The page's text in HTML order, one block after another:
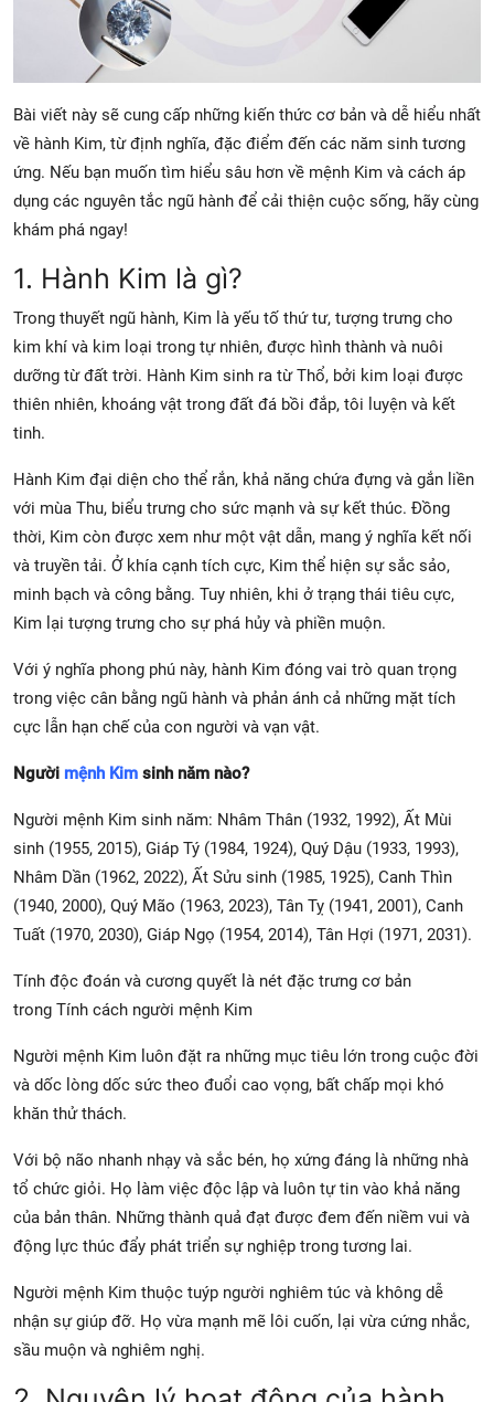
Bài viết này sẽ cung cấp những kiến thức cơ bản và dễ hiểu nhất
về hành Kim, từ định nghĩa, đặc điểm đến các năm sinh tương
ứng. Nếu bạn muốn tìm hiểu sâu hơn về mệnh Kim và cách áp
dụng các nguyên tắc ngũ hành để cải thiện cuộc sống, hãy cùng
khám phá ngay!
1. Hành Kim là gì?
Trong thuyết ngũ hành, Kim là yếu tố thứ tư, tượng trưng cho
kim khí và kim loại trong tự nhiên, được hình thành và nuôi
dưỡng từ đất trời. Hành Kim sinh ra từ Thổ, bởi kim loại được
thiên nhiên, khoáng vật trong đất đá bồi đắp, tôi luyện và kết
tinh.
Hành Kim đại diện cho thể rắn, khả năng chứa đựng và gắn liền
với mùa Thu, biểu trưng cho sức mạnh và sự kết thúc. Đồng
thời, Kim còn được xem như một vật dẫn, mang ý nghĩa kết nối
và truyền tải. Ở khía cạnh tích cực, Kim thể hiện sự sắc sảo,
minh bạch và công bằng. Tuy nhiên, khi ở trạng thái tiêu cực,
Kim lại tượng trưng cho sự phá hủy và phiền muộn.
Với ý nghĩa phong phú này, hành Kim đóng vai trò quan trọng
trong việc cân bằng ngũ hành và phản ánh cả những mặt tích
cực lẫn hạn chế của con người và vạn vật.
Người mệnh Kim sinh năm nào?
Người mệnh Kim sinh năm: Nhâm Thân (1932, 1992), Ất Mùi
sinh (1955, 2015), Giáp Tý (1984, 1924), Quý Dậu (1933, 1993),
Nhâm Dần (1962, 2022), Ất Sửu sinh (1985, 1925), Canh Thìn
(1940, 2000), Quý Mão (1963, 2023), Tân Tỵ (1941, 2001), Canh
Tuất (1970, 2030), Giáp Ngọ (1954, 2014), Tân Hợi (1971, 2031).
Tính độc đoán và cương quyết là nét đặc trưng cơ bản
trong Tính cách người mệnh Kim
Người mệnh Kim luôn đặt ra những mục tiêu lớn trong cuộc đời
và dốc lòng dốc sức theo đuổi cao vọng, bất chấp mọi khó
khăn thử thách.
Với bộ não nhanh nhạy và sắc bén, họ xứng đáng là những nhà
tổ chức giỏi. Họ làm việc độc lập và luôn tự tin vào khả năng
của bản thân. Những thành quả đạt được đem đến niềm vui và
động lực thúc đẩy phát triển sự nghiệp trong tương lai.
Người mệnh Kim thuộc tuýp người nghiêm túc và không dễ
nhận sự giúp đỡ. Họ vừa mạnh mẽ lôi cuốn, lại vừa cứng nhắc,
sầu muộn và nghiêm nghị.